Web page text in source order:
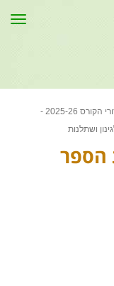
בית הספר לגינון השתלנות - נפתחו מחזורי הקורס 2025-26 -
ושתלנות
הספר